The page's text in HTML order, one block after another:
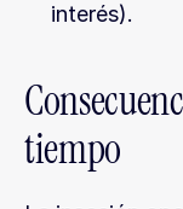
interés).
tiempo